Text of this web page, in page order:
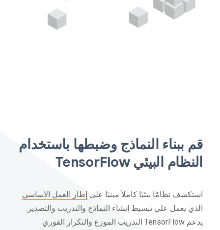
قم ببناء النماذج وضبطها باستخدام
النظام البيئي TensorFlow
استكشف نظامًا بيئيًا كاملاً مبنيًا على إطار العمل الأساسي
الذي يعمل على تبسيط إنشاء النماذج والتدريب والتصدير.
يدعم TensorFlow التدريب الموزع والتكرار الفوري